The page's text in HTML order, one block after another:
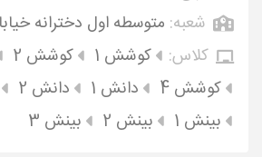
شعبه: متوسطه اول دخترانه
کلاس:
کوشش 1 کوشش 2
کوشش 4
دانش 1 دانش 2
بینش 1
بینش 2 بینش 3